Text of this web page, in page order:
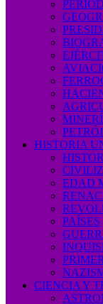
HISTORIA
EDAD
PAÍSES
CIENCIA Y